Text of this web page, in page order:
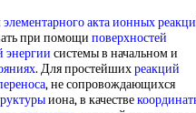
элементарного актаионных
при помощи поверхностей
энергии системы в начальном и
. Для простейшихреакций
, не сопровождающихся
иона, в качестве